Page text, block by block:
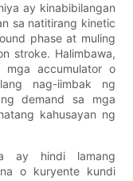
ay kinabibilangan
sa natitirang kinetic
phase at muling
stroke. Halimbawa,
accumulator o
nag-iimbak ng
demand sa mga
kahusayan ng
ay hindi lamang
o kuryente kundi